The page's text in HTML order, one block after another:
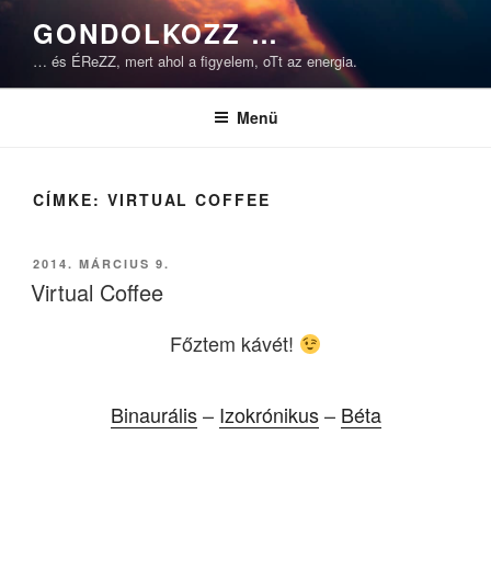
Tartalomhoz
GONDOLKOZZ …
… és ÉReZZ, mert ahol a figyelem, oTt az energia.
Menü
CÍMKE: VIRTUAL COFFEE
BEKÜLDVE:
2014. MÁRCIUS 9.
Virtual Coffee
Főztem kávét!
Binaurális– Izokrónikus– Béta